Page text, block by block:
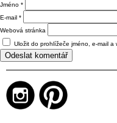
Jméno *
E-mail *
Webová stránka
Uložit do prohlížeče jméno, e-mail a